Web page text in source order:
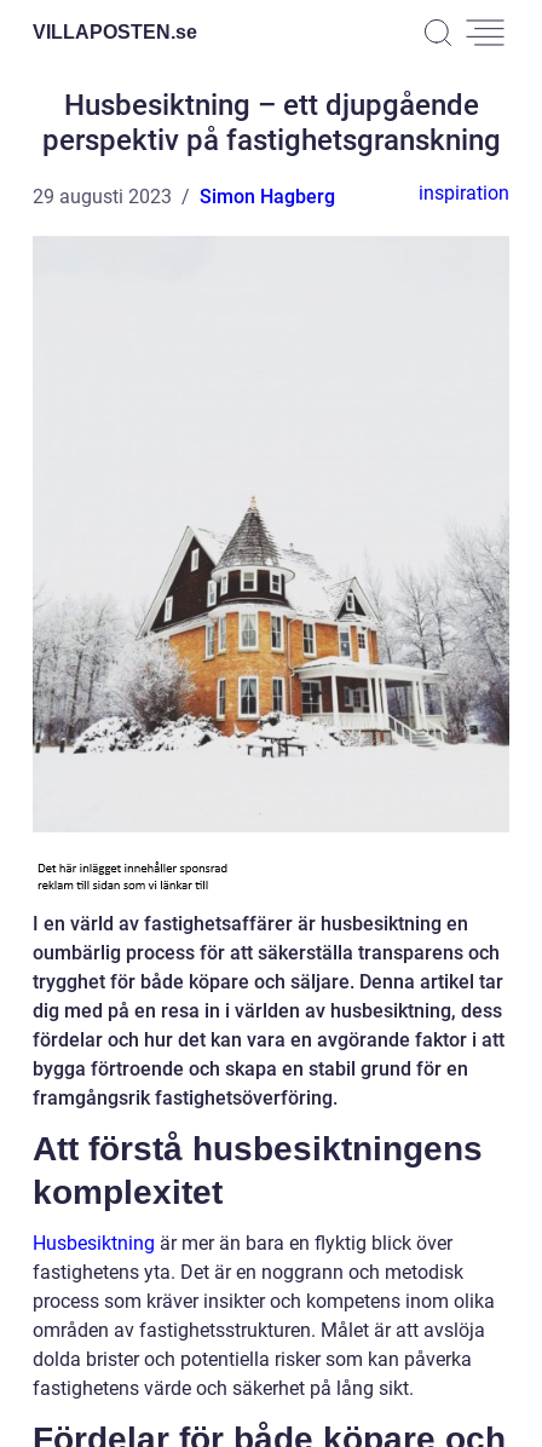
VILLAPOSTEN.se
Husbesiktning – ett djupgående
perspektiv på fastighetsgranskning
29 augusti 2023 Simon Hagberg inspiration
I en värld av fastighetsaffärer är husbesiktning en
oumbärlig process för att säkerställa transparens och
trygghet för både köpare och säljare. Denna artikel tar
dig med på en resa in i världen av husbesiktning, dess
fördelar och hur det kan vara en avgörande faktor i att
bygga förtroende och skapa en stabil grund för en
framgångsrik fastighetsöverföring.
Att förstå husbesiktningens
komplexitet
Husbesiktning är mer än bara en flyktig blick över
fastighetens yta. Det är en noggrann och metodisk
process som kräver insikter och kompetens inom olika
områden av fastighetsstrukturen. Målet är att avslöja
dolda brister och potentiella risker som kan påverka
fastighetens värde och säkerhet på lång sikt.
Fördelar för både köpare och